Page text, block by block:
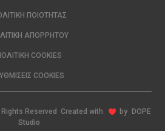
ΠΟΙΌΤΗΤΑΣ
ΑΠΟΡΡΉΤΟΥ
COOKIES
COOKIES
Reserved Created with by DOPE
Studio